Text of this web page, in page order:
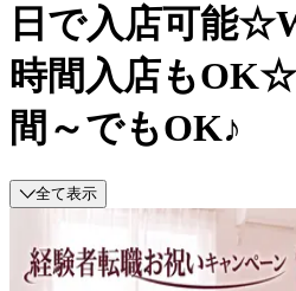
日で入店可能
時間入店も
間～でもOK♪
全て表示